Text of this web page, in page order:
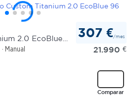
Tourneo Custom Titanium 2.0 EcoBlue 96 kW (130 CV)
Manual
307 €/mes
21.990 €
Comparar